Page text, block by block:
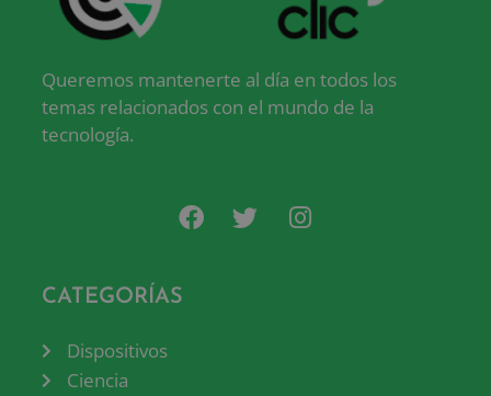
Queremos mantenerte al día en todos los
temas relacionados con el mundo de la
tecnología.
CATEGORÍAS
Dispositivos
Ciencia